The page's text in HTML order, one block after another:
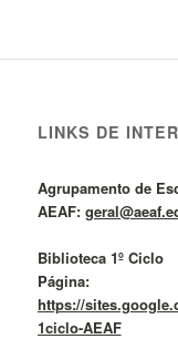
LINKS DE
Agrupamento de
AEAF:
Biblioteca 1º Ciclo
Página:
https://
1ciclo-AEAF